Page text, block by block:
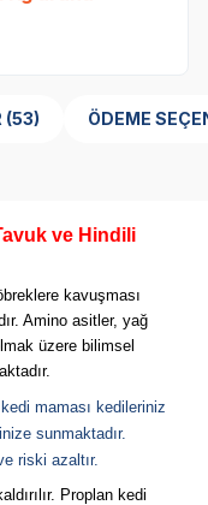
YORUMLAR (53) ÖDEME
ve Hindili
kavuşması
Amino asitler, yağ
üzere bilimsel
kedi maması kedileriniz
sunmaktadır.
riski azaltır.
Proplan kedi